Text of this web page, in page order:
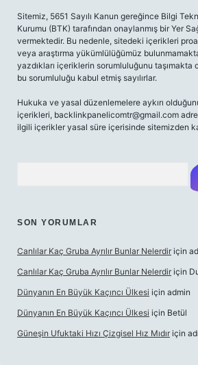
Sitemiz, 5651 Sayılı Kanun gereğince Bilgi
Kurumu (BTK) tarafından onaylanmış bir Yer
vermektedir. Bu nedenle, sitedeki içerikleri
veya araştırma yükümlülüğümüz
yazdıkları içeriklerin sorumluluğunu taşımakta
bu sorumluluğu kabul etmiş sayılırlar.
Hukuka ve yasal düzenlemelere aykırı
içerikleri, backlinkpanelicomtr@gmail.com
ilgili içerikler yasal süre içerisinde sitemizden
SON YORUMLAR
Canlılar Kaç Gruba Ayrılır Bunlar Nelerdir için
Canlılar Kaç Gruba Ayrılır Bunlar Nelerdir için
Dünyanın En Büyük Kaçıncı Ülkesi için admin
Dünyanın En Büyük Kaçıncı Ülkesi için Betül
Güneşin Ufuktaki Hızı Çizgisel Hız Mıdır için